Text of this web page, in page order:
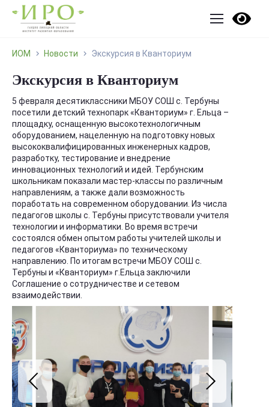
ИОМ Новости Экскурсия в Кванториум
Экскурсия в Кванториум
5 февраля десятиклассники МБОУ СОШ с. Тербуны
посетили детский технопарк «Кванториум» г. Ельца –
площадку, оснащенную высокотехнологичным
оборудованием, нацеленную на подготовку новых
высококвалифицированных инженерных кадров,
разработку, тестирование и внедрение
инновационных технологий и идей. Тербунским
школьникам показали мастер-классы по различным
направлениям, а также дали возможность
поработать на современном оборудовании. Из числа
педагогов школы с. Тербуны присутствовали учителя
технологии и информатики. Во время встречи
состоялся обмен опытом работы учителей школы и
педагогов «Кванториума» по техническому
направлению. По итогам встречи МБОУ СОШ с.
Тербуны и «Кванториум» г.Ельца заключили
Соглашение о сотрудничестве и сетевом
взаимодействии.